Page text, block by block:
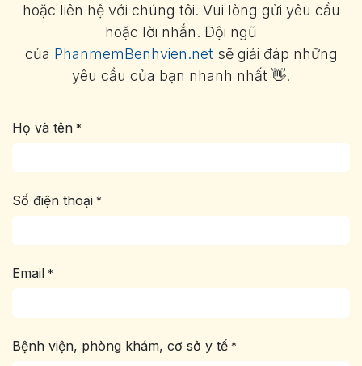
hoặc liên hệ với chúng tôi. Vui lòng gửi yêu cầu
hoặc lời nhắn. Đội ngũ
của PhanmemBenhvien.net sẽ giải đáp những
yêu cầu của bạn nhanh nhất 👋.
Họ và tên *
Số điện thoại *
Email *
Bệnh viện, phòng khám, cơ sở y tế *